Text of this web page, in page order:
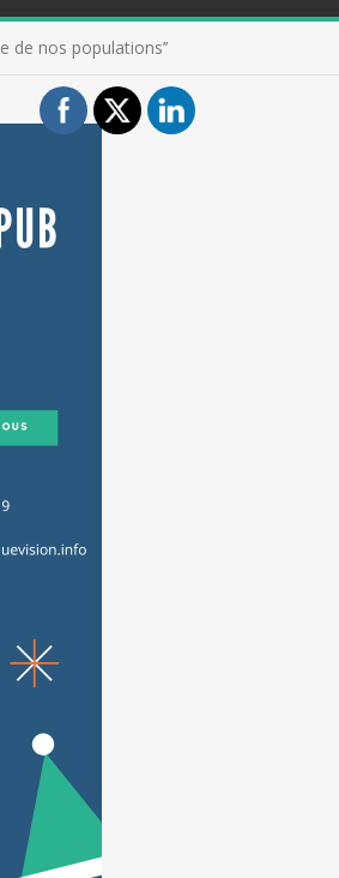
de nos populations’’